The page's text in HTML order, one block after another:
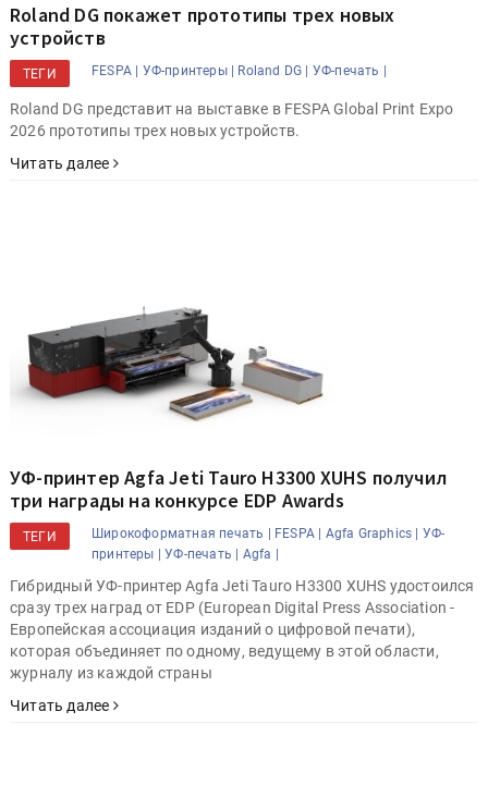
Roland DG покажет прототипы трех новых
устройств
ТЕГИ FESPA | УФ-принтеры | Roland DG | УФ-печать |
Roland DG представит на выставке в FESPA Global Print Expo
2026 прототипы трех новых устройств.
Читать далее
УФ-принтер Agfa Jeti Tauro H3300 XUHS получил
три награды на конкурсе EDP Awards
ТЕГИ Широкоформатная печать | FESPA | Agfa Graphics |
УФ-
принтеры |
УФ-печать | Agfa |
Гибридный УФ-принтер Agfa Jeti Tauro H3300 XUHS удостоился
сразу трех наград от EDP (European Digital Press Association -
Европейская ассоциация изданий о цифровой печати),
которая объединяет по одному, ведущему в этой области,
журналу из каждой страны
Читать далее